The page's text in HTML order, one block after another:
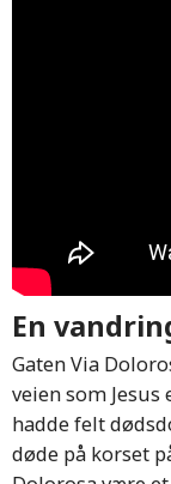
En
Gaten Via
veien som
hadde felt
døde på korset